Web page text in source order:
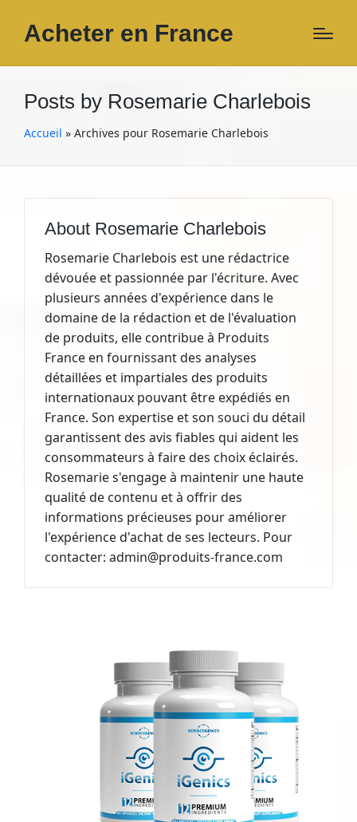
Acheter en France
Posts by Rosemarie Charlebois
Accueil » Archives pour Rosemarie Charlebois
About Rosemarie Charlebois
Rosemarie Charlebois est une rédactrice
dévouée et passionnée par l'écriture. Avec
plusieurs années d'expérience dans le
domaine de la rédaction et de l'évaluation
de produits, elle contribue à Produits
France en fournissant des analyses
détaillées et impartiales des produits
internationaux pouvant être expédiés en
France. Son expertise et son souci du détail
garantissent des avis fiables qui aident les
consommateurs à faire des choix éclairés.
Rosemarie s'engage à maintenir une haute
qualité de contenu et à offrir des
informations précieuses pour améliorer
l'expérience d'achat de ses lecteurs. Pour
contacter: admin@produits-france.com